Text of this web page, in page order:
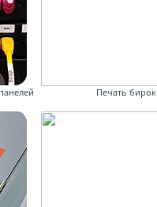
Печать бирок